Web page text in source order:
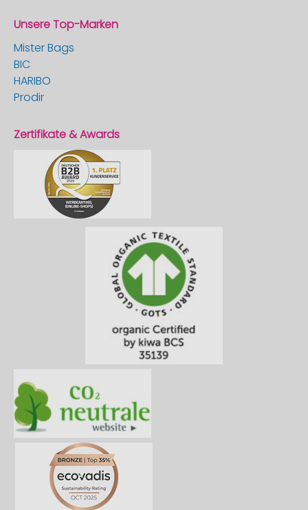
Unsere Top-Marken
Mister Bags
BIC
HARIBO
Prodir
Zertifikate & Awards